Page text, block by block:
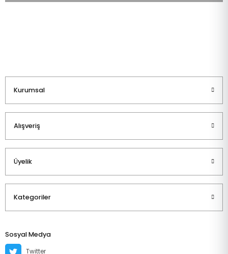
Kurumsal
Alışveriş
Üyelik
Kategoriler
Sosyal Medya
Twitter